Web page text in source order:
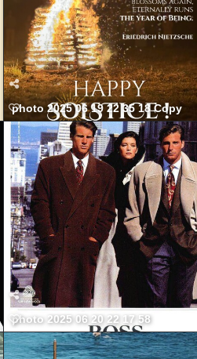
photo 2025 06 19 22 35 18 Copy
photo 2025 06 20 22 17 58